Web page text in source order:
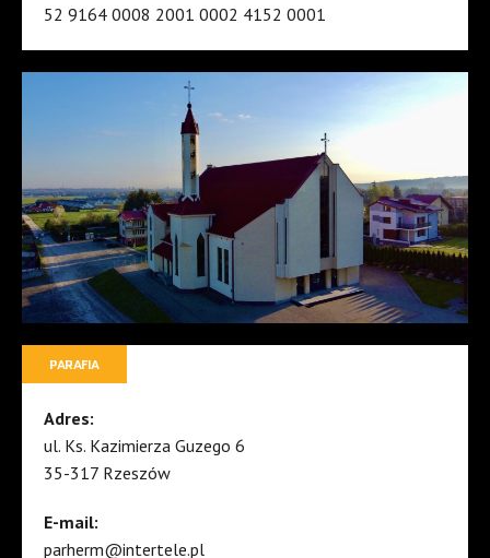
52 9164 0008 2001 0002 4152 0001
PARAFIA
Adres:
ul. Ks. Kazimierza Guzego 6
35-317 Rzeszów
E-mail:
parherm@intertele.pl